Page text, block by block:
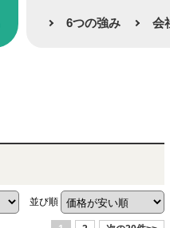
6つの強み 会
並び順